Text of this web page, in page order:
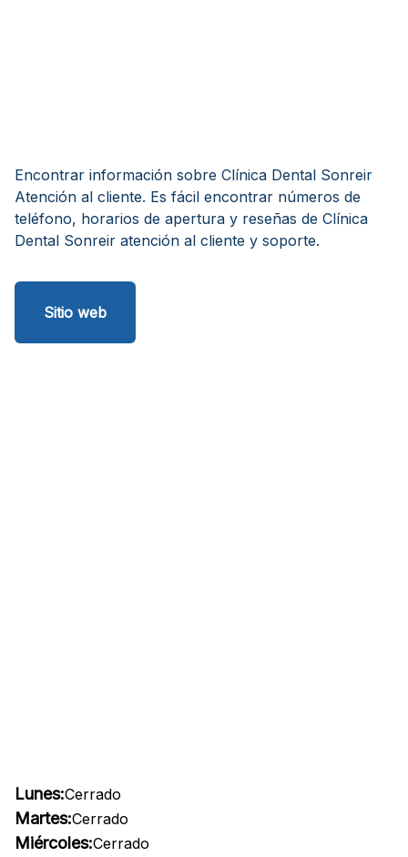
Encontrar información sobre Clínica Dental Sonreir
Atención al cliente. Es fácil encontrar números de
teléfono, horarios de apertura y reseñas de Clínica
Dental Sonreir atención al cliente y soporte.
Sitio web
Lunes:Cerrado
Martes:Cerrado
Miércoles:Cerrado